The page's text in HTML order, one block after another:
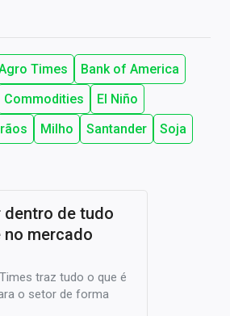
Times
Bank of America
Commodities
El Niño
Milho Santander
Soja
dentro de tudo
mercado
traz tudo o que é
o setor de forma